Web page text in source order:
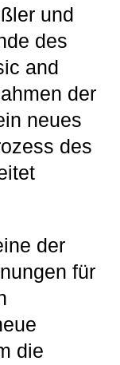
und
des
and
der
neues
des
der
für
die